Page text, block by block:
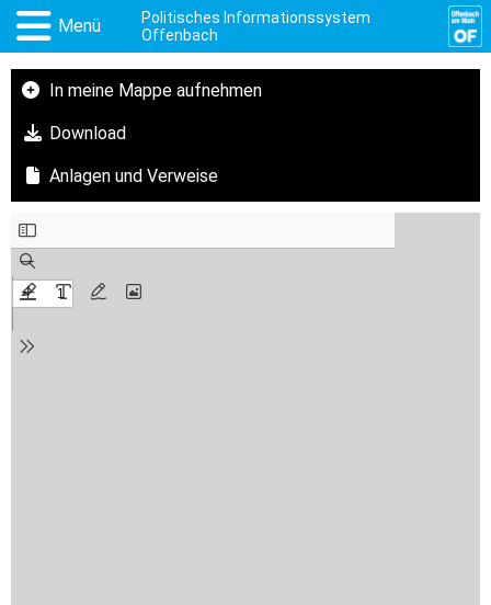
Menü
Politisches Informationssystem
Offenbach
In meine Mappe aufnehmen
Download
Anlagen und Verweise